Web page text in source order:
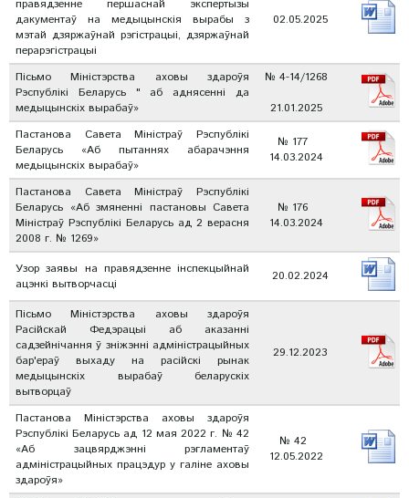
правядзенне першаснай экспертызы
дакументаў на медыцынскія вырабы з
мэтай дзяржаўнай рэгістрацыі, дзяржаўнай
перарэгістрацыі
02.05.2025
Пісьмо Міністэрства аховы здароўя
Рэспублікі Беларусь " аб аднясенні да
медыцынскіх вырабаў»
№ 4-14/1268
21.01.2025
Пастанова Савета Міністраў Рэспублікі
Беларусь «Аб пытаннях абарачэння
медыцынскіх вырабаў»
№ 177
14.03.2024
Пастанова Савета Міністраў Рэспублікі
Беларусь «Аб змяненні пастановы Савета
Міністраў Рэспублікі Беларусь ад 2 верасня
2008 г. № 1269»
№ 176
14.03.2024
Узор заявы на правядзенне інспекцыйнай
ацэнкі вытворчасці
20.02.2024
Пісьмо Міністэрства аховы здароўя
Расійскай Федэрацыі аб аказанні
садзейнічання ў зніжэнні адміністрацыйных
бар'ераў выхаду на расійскі рынак
медыцынскіх вырабаў беларускіх
вытворцаў
29.12.2023
Пастанова Міністэрства аховы здароўя
Рэспублікі Беларусь ад 12 мая 2022 г. № 42
«Аб зацвярджэнні рэгламентаў
адміністрацыйных працэдур у галіне аховы
здароўя»
№ 42
12.05.2022